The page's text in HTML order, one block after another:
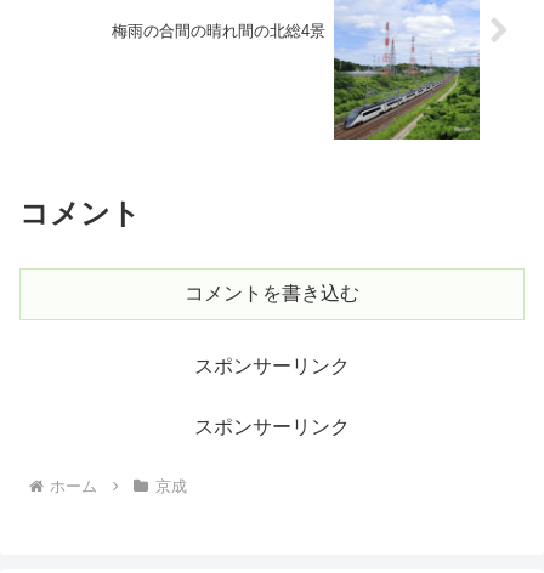
梅雨の合間の晴れ間の北総4景
コメント
コメントを書き込む
スポンサーリンク
スポンサーリンク
ホーム 京成